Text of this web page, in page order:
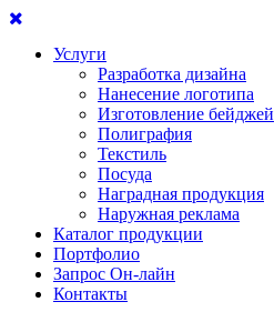
Услуги
Разработка дизайна
Нанесение логотипа
Изготовление бейджей
Полиграфия
Текстиль
Посуда
Наградная продукция
Наружная реклама
Каталог продукции
Портфолио
Запрос Он-лайн
Контакты